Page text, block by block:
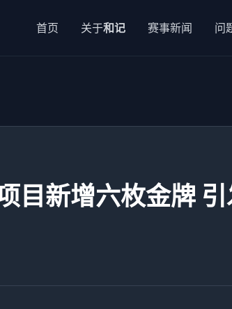
首页 关于和记 赛事新闻 问
目新增六枚金牌